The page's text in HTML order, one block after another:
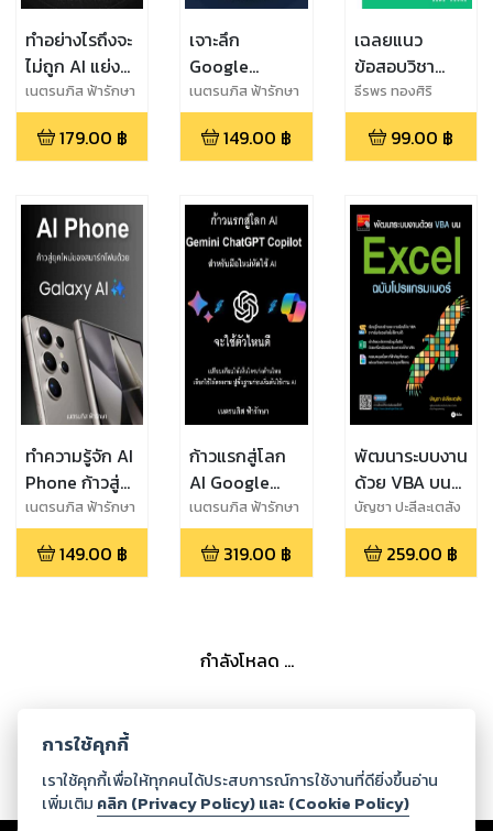
ทำอย่างไรถึงจะ
ไม่ถูก AI แย่ง
งาน ในยุค
GenAI
ChatGPT
Copilot
เนตรนภิส ฟ้ารักษา
179.00 ฿
เจาะลึก
Google
Gemini AI สุด
ล้ำของ Google
จะใช้รุ่นไหนดี
Gemini Pro,
Gemini Ultra
เนตรนภิส ฟ้ารักษา
149.00 ฿
เฉลยแนว
ข้อสอบวิชา
คอมพิวเตอร์
สอวน. ฉบับ
2561
ธีรพร ทองศิริ
99.00 ฿
ทำความรู้จัก AI
Phone ก้าวสู่
ยุคใหม่ของสมา
ร์ทโฟนด้วย
Galaxy AI ที่
เนตรนภิส ฟ้ารักษา
149.00 ฿
ก้าวแรกสู่โลก
AI Google
Gemini
ChatGPT
Copilot
เทียบให้เห็นใคร
ฐานก่อนเริ่มต้น
ใช้งาน
เนตรนภิส ฟ้ารักษา
319.00 ฿
พัฒนาระบบงาน
ด้วย VBA บน
Excel ฉบับ
โปรแกรมเมอร์
บัญชา ปะสีละเตสัง
259.00 ฿
กำลังโหลด ...
การใช้คุกกี้
เราใช้คุกกี้เพื่อให้ทุกคนได้ประสบการณ์การใช้งานที่ดียิ่งขึ้นอ่าน
เพิ่มเติม คลิก (Privacy Policy) และ (Cookie Policy)